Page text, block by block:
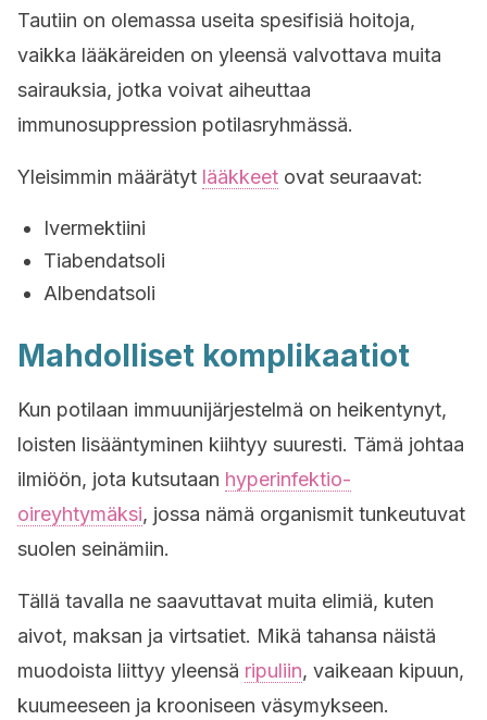
Tautiin on olemassa useita spesifisiä hoitoja,
vaikka lääkäreiden on yleensä valvottava muita
sairauksia, jotka voivat aiheuttaa
immunosuppression potilasryhmässä.
Yleisimmin määrätyt lääkkeet ovat seuraavat:
Ivermektiini
Tiabendatsoli
Albendatsoli
Mahdolliset komplikaatiot
Kun potilaan immuunijärjestelmä on heikentynyt,
loisten lisääntyminen kiihtyy suuresti. Tämä johtaa
ilmiöön, jota kutsutaan hyperinfektio-
oireyhtymäksi, jossa nämä organismit tunkeutuvat
suolen seinämiin.
Tällä tavalla ne saavuttavat muita elimiä, kuten
aivot, maksan ja virtsatiet. Mikä tahansa näistä
muodoista liittyy yleensä ripuliin, vaikeaan kipuun,
kuumeeseen ja krooniseen väsymykseen.